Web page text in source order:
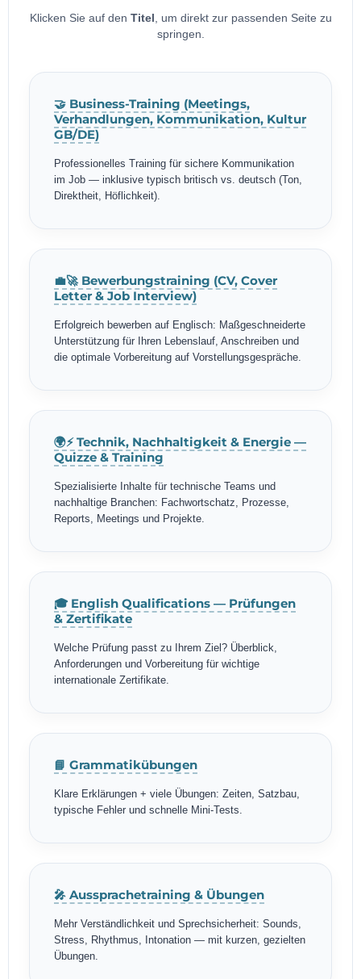
Klicken Sie auf den Titel , um direkt zur passenden Seite zu
springen.
🤝 Business-Training (Meetings,
Verhandlungen, Kommunikation, Kultur
GB/DE)
Professionelles Training für sichere Kommunikation
im Job — inklusive typisch britisch vs. deutsch (Ton,
Direktheit, Höflichkeit).
💼🚀 Bewerbungstraining (CV, Cover
Letter & Job Interview)
Erfolgreich bewerben auf Englisch: Maßgeschneiderte
Unterstützung für Ihren Lebenslauf, Anschreiben und
die optimale Vorbereitung auf Vorstellungsgespräche.
🌍⚡ Technik, Nachhaltigkeit & Energie —
Quizze & Training
Spezialisierte Inhalte für technische Teams und
nachhaltige Branchen: Fachwortschatz, Prozesse,
Reports, Meetings und Projekte.
🎓 English Qualifications — Prüfungen
& Zertifikate
Welche Prüfung passt zu Ihrem Ziel? Überblick,
Anforderungen und Vorbereitung für wichtige
internationale Zertifikate.
📘 Grammatikübungen
Klare Erklärungen + viele Übungen: Zeiten, Satzbau,
typische Fehler und schnelle Mini-Tests.
🎤 Aussprachetraining & Übungen
Mehr Verständlichkeit und Sprechsicherheit: Sounds,
Stress, Rhythmus, Intonation — mit kurzen, gezielten
Übungen.